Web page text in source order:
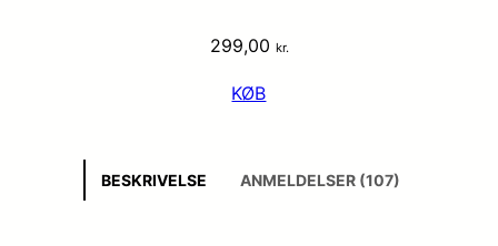
299,00 kr.
KØB
BESKRIVELSE ANMELDELSER (107)